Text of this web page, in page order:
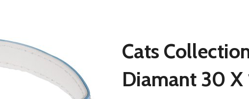
Cats
Diamant 30 X